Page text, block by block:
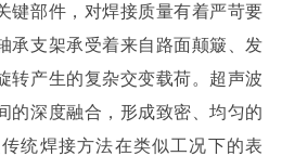
键部件，对焊接质量有着严苛要
承支架承受着来自路面颠簸、发
转产生的复杂交变载荷。超声波
的深度融合，形成致密、均匀的
统焊接方法在类似工况下的表